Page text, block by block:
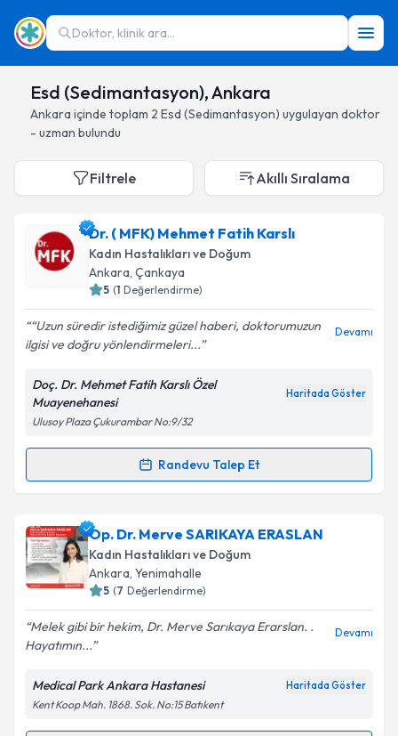
Doktor, klinik ara...
Esd (Sedimantasyon), Ankara
Ankara içinde toplam 2 Esd (Sedimantasyon) uygulayan doktor
- uzman bulundu
Filtrele Akıllı Sıralama
Dr. ( MFK) Mehmet Fatih Karslı
Kadın Hastalıkları ve Doğum
Ankara, Çankaya
5 (1 Değerlendirme)
“Uzun süredir istediğimiz güzel haberi, doktorumuzun
ilgisi ve doğru yönlendirmeleri...
Devamı
Doç. Dr. Mehmet Fatih Karslı Özel
Muayenehanesi
Haritada Göster
Ulusoy Plaza Çukurambar No:9/32
Randevu Talep Et
Randevu Takvimi Talebi
Dr. ( MFK) Mehmet Fatih Karslıiçin randevu takvimi
talebi oluşturun. Size bu uzmandan randevu almanız
için bir takvim hazırlandığında e-posta ile
bilgilendireceğiz.
E-posta Adresiniz
Kişisel verilerimin işlenmesine ilişkin
Metni'ni okudum ve kişisel verilerimin belirtilen
Op. Dr. Merve SARIKAYA ERASLAN
Kadın Hastalıkları ve Doğum
Ankara, Yenimahalle
5 (7 Değerlendirme)
Melek gibi bir hekim, Dr. Merve Sarıkaya Erarslan. .
Hayatımın...
Devamı
Medical Park Ankara Hastanesi Haritada Göster
Kent Koop Mah. 1868. Sok. No:15 Batıkent